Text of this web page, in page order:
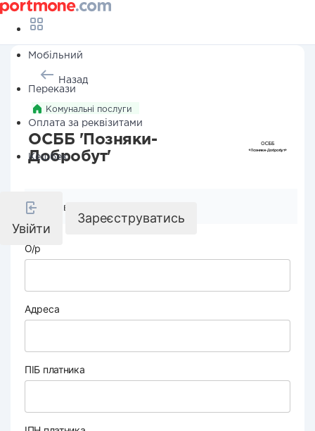
Мобільний
Перекази
Оплата за реквізитами
Кешбек
Увійти
Зареєструватись
Назад
Комунальні послуги
ОСББ 'Позняки-
Добробут'
Реквізити компанії
О/р
Адреса
ПІБ платника